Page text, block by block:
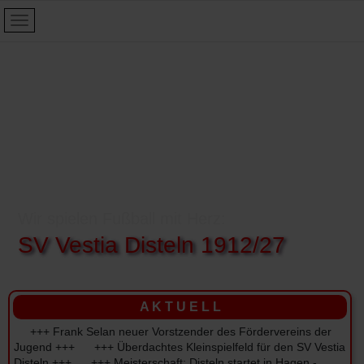
SV Vestia Disteln 1912/27
A K T U E L L
+++ Frank Selan neuer Vorstzender des Fördervereins der
Jugend +++ +++ Überdachtes Kleinspielfeld für den SV Vestia